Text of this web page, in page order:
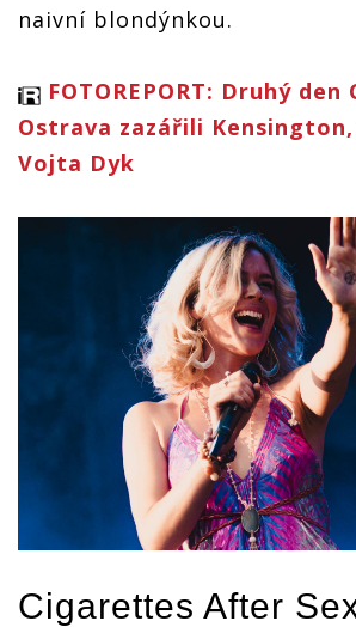
naivní blondýnkou.
FOTOREPORT: Druhý
Ostrava zazářili
Vojta Dyk
Cigarettes After